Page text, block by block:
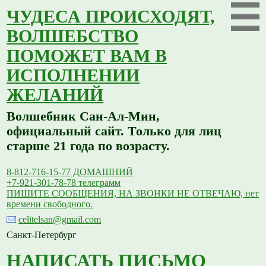
ЧУДЕСА ПРОИСХОДЯТ,
ВОЛШЕБСТВО
ПОМОЖЕТ ВАМ В
ИСПОЛНЕНИИ
ЖЕЛАНИЙ
Волшебник Сан-Ал-Мин,
официальный сайт. Только для лиц
старше 21 года по возрасту.
8-812-716-15-77 ДОМАШНИЙ
+7-921-301-78-78 телеграмм
ПИШИТЕ СООБЩЕНИЯ, НА ЗВОНКИ НЕ ОТВЕЧАЮ, нет
времени свободного.
celitelsan@gmail.com
Санкт-Петербург
НАПИСАТЬ ПИСЬМО